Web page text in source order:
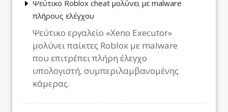
Ψεύτικο Roblox cheat μολύνει με malware
πλήρους ελέγχου
Ψεύτικο εργαλείο «Xeno Executor»
μολύνει παίκτες Roblox με malware
που επιτρέπει πλήρη έλεγχο
υπολογιστή, συμπεριλαμβανομένης
κάμερας.